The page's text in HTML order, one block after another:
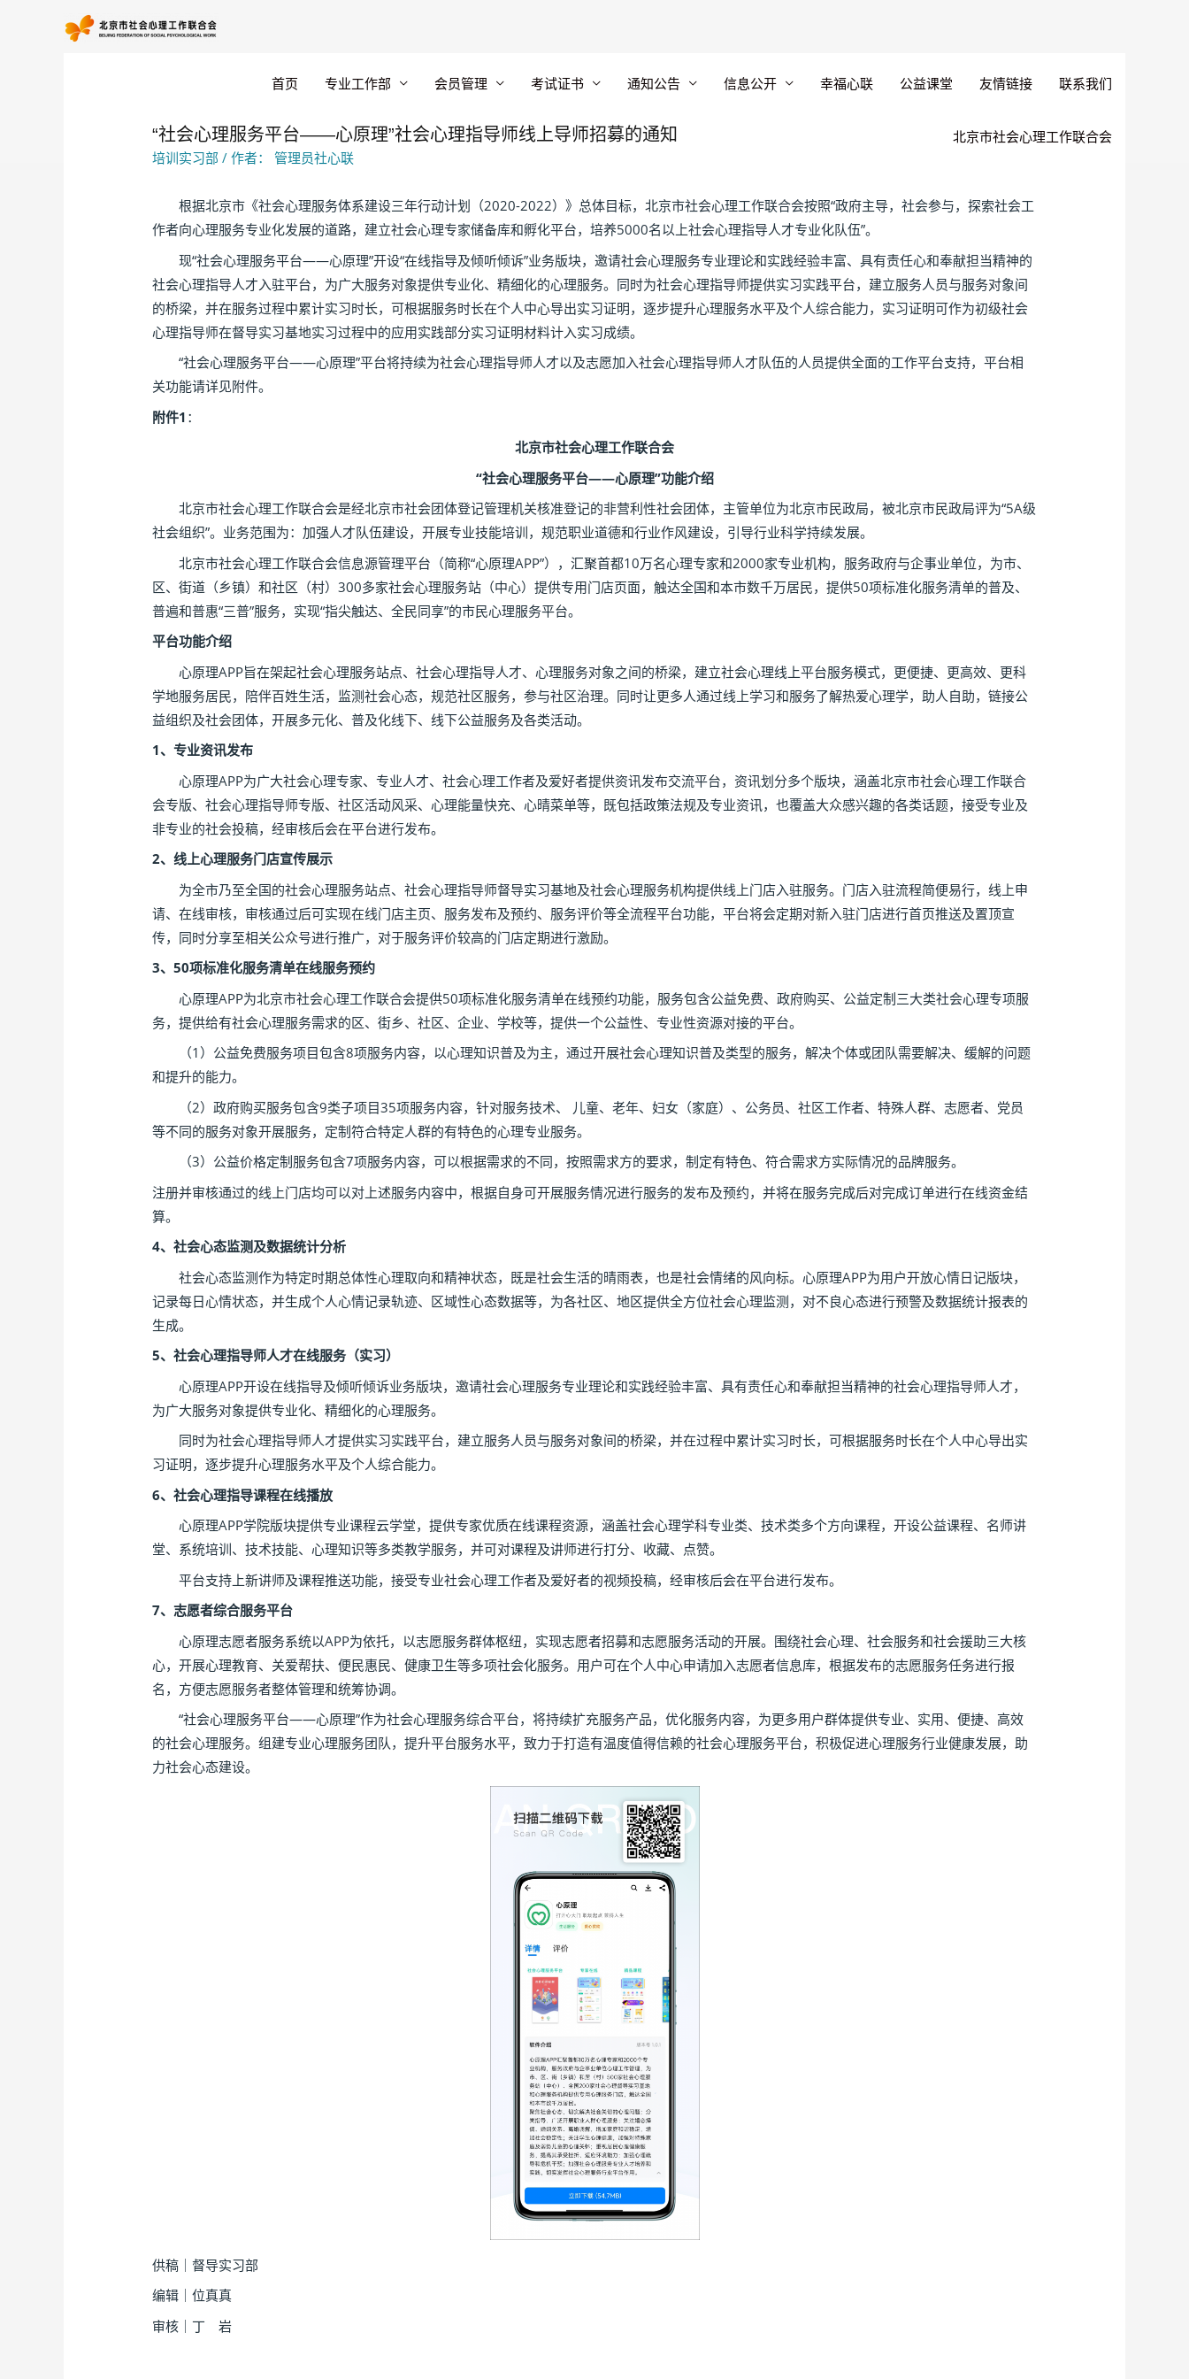
首页 专业工作部 会员管理 考试证书 通知公告 信息公开 幸福心联 公益课堂 友情链接 联系我们
北京市社会心理工作联合会
“社会心理服务平台——心原理”社会心理指导师线上导师招募的通知
培训实习部 / 作者： 管理员社心联
根据北京市《社会心理服务体系建设三年行动计划（2020-2022）》总体目标，北京市社会心理工作联合会按照“政府主导，社会参与，探索社会工
作者向心理服务专业化发展的道路，建立社会心理专家储备库和孵化平台，培养5000名以上社会心理指导人才专业化队伍”。
现“社会心理服务平台——心原理”开设“在线指导及倾听倾诉”业务版块，邀请社会心理服务专业理论和实践经验丰富、具有责任心和奉献担当精神的
社会心理指导人才入驻平台，为广大服务对象提供专业化、精细化的心理服务。同时为社会心理指导师提供实习实践平台，建立服务人员与服务对象间
的桥梁，并在服务过程中累计实习时长，可根据服务时长在个人中心导出实习证明，逐步提升心理服务水平及个人综合能力，实习证明可作为初级社会
心理指导师在督导实习基地实习过程中的应用实践部分实习证明材料计入实习成绩。
“社会心理服务平台——心原理”平台将持续为社会心理指导师人才以及志愿加入社会心理指导师人才队伍的人员提供全面的工作平台支持，平台相
关功能请详见附件。
附件1 ：
北京市社会心理工作联合会
“社会心理服务平台——心原理”功能介绍
北京市社会心理工作联合会是经北京市社会团体登记管理机关核准登记的非营利性社会团体，主管单位为北京市民政局，被北京市民政局评为“5A级
社会组织”。业务范围为：加强人才队伍建设，开展专业技能培训，规范职业道德和行业作风建设，引导行业科学持续发展。
北京市社会心理工作联合会信息源管理平台（简称“心原理APP”），汇聚首都10万名心理专家和2000家专业机构，服务政府与企事业单位，为市、
区、街道（乡镇）和社区（村）300多家社会心理服务站（中心）提供专用门店页面，触达全国和本市数千万居民，提供50项标准化服务清单的普及、
普遍和普惠“三普”服务，实现“指尖触达、全民同享”的市民心理服务平台。
平台功能介绍
心原理APP旨在架起社会心理服务站点、社会心理指导人才、心理服务对象之间的桥梁，建立社会心理线上平台服务模式，更便捷、更高效、更科
学地服务居民，陪伴百姓生活，监测社会心态，规范社区服务，参与社区治理。同时让更多人通过线上学习和服务了解热爱心理学，助人自助，链接公
益组织及社会团体，开展多元化、普及化线下、线下公益服务及各类活动。
1、专业资讯发布
心原理APP为广大社会心理专家、专业人才、社会心理工作者及爱好者提供资讯发布交流平台，资讯划分多个版块，涵盖北京市社会心理工作联合
会专版、社会心理指导师专版、社区活动风采、心理能量快充、心晴菜单等，既包括政策法规及专业资讯，也覆盖大众感兴趣的各类话题，接受专业及
非专业的社会投稿，经审核后会在平台进行发布。
2、线上心理服务门店宣传展示
为全市乃至全国的社会心理服务站点、社会心理指导师督导实习基地及社会心理服务机构提供线上门店入驻服务。门店入驻流程简便易行，线上申
请、在线审核，审核通过后可实现在线门店主页、服务发布及预约、服务评价等全流程平台功能，平台将会定期对新入驻门店进行首页推送及置顶宣
传，同时分享至相关公众号进行推广，对于服务评价较高的门店定期进行激励。
3、50项标准化服务清单在线服务预约
心原理APP为北京市社会心理工作联合会提供50项标准化服务清单在线预约功能，服务包含公益免费、政府购买、公益定制三大类社会心理专项服
务，提供给有社会心理服务需求的区、街乡、社区、企业、学校等，提供一个公益性、专业性资源对接的平台。
（1）公益免费服务项目包含8项服务内容，以心理知识普及为主，通过开展社会心理知识普及类型的服务，解决个体或团队需要解决、缓解的问题
和提升的能力。
（2）政府购买服务包含9类子项目35项服务内容，针对服务技术、 儿童、老年、妇女（家庭）、公务员、社区工作者、特殊人群、志愿者、党员
等不同的服务对象开展服务，定制符合特定人群的有特色的心理专业服务。
（3）公益价格定制服务包含7项服务内容，可以根据需求的不同，按照需求方的要求，制定有特色、符合需求方实际情况的品牌服务。
注册并审核通过的线上门店均可以对上述服务内容中，根据自身可开展服务情况进行服务的发布及预约，并将在服务完成后对完成订单进行在线资金结
算。
4、社会心态监测及数据统计分析
社会心态监测作为特定时期总体性心理取向和精神状态，既是社会生活的晴雨表，也是社会情绪的风向标。心原理APP为用户开放心情日记版块，
记录每日心情状态，并生成个人心情记录轨迹、区域性心态数据等，为各社区、地区提供全方位社会心理监测，对不良心态进行预警及数据统计报表的
生成。
5、社会心理指导师人才在线服务（实习）
心原理APP开设在线指导及倾听倾诉业务版块，邀请社会心理服务专业理论和实践经验丰富、具有责任心和奉献担当精神的社会心理指导师人才，
为广大服务对象提供专业化、精细化的心理服务。
同时为社会心理指导师人才提供实习实践平台，建立服务人员与服务对象间的桥梁，并在过程中累计实习时长，可根据服务时长在个人中心导出实
习证明，逐步提升心理服务水平及个人综合能力。
6、社会心理指导课程在线播放
心原理APP学院版块提供专业课程云学堂，提供专家优质在线课程资源，涵盖社会心理学科专业类、技术类多个方向课程，开设公益课程、名师讲
堂、系统培训、技术技能、心理知识等多类教学服务，并可对课程及讲师进行打分、收藏、点赞。
平台支持上新讲师及课程推送功能，接受专业社会心理工作者及爱好者的视频投稿，经审核后会在平台进行发布。
7、志愿者综合服务平台
心原理志愿者服务系统以APP为依托，以志愿服务群体枢纽，实现志愿者招募和志愿服务活动的开展。围绕社会心理、社会服务和社会援助三大核
心，开展心理教育、关爱帮扶、便民惠民、健康卫生等多项社会化服务。用户可在个人中心申请加入志愿者信息库，根据发布的志愿服务任务进行报
名，方便志愿服务者整体管理和统筹协调。
“社会心理服务平台——心原理”作为社会心理服务综合平台，将持续扩充服务产品，优化服务内容，为更多用户群体提供专业、实用、便捷、高效
的社会心理服务。组建专业心理服务团队，提升平台服务水平，致力于打造有温度值得信赖的社会心理服务平台，积极促进心理服务行业健康发展，助
力社会心态建设。
供稿｜督导实习部
编辑｜位真真
审核｜丁 岩